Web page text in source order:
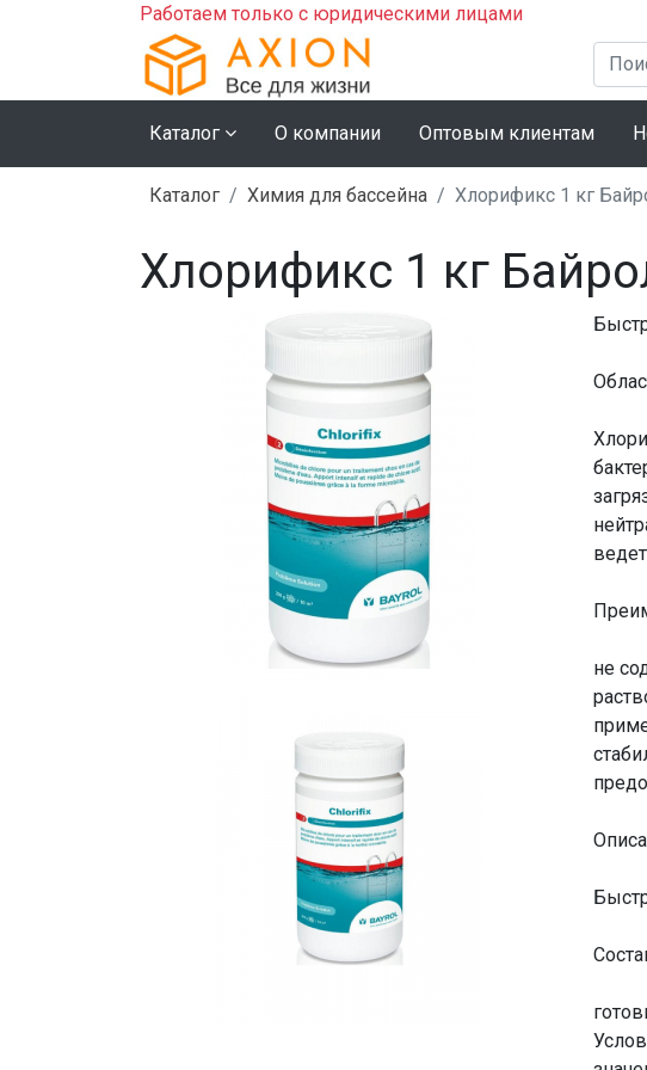
Работаем только с юридическими лицами
Каталог О компании Оптовым клиентам
Каталог Химия для бассейна Хлорификс 1 кг
Хлорификс 1 кг
не